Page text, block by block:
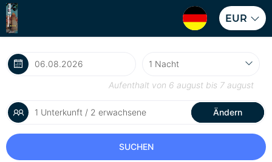
EUR
Aufenthalt von 6 august bis 7 august
1 Unterkunft / 2 erwachsene Ändern